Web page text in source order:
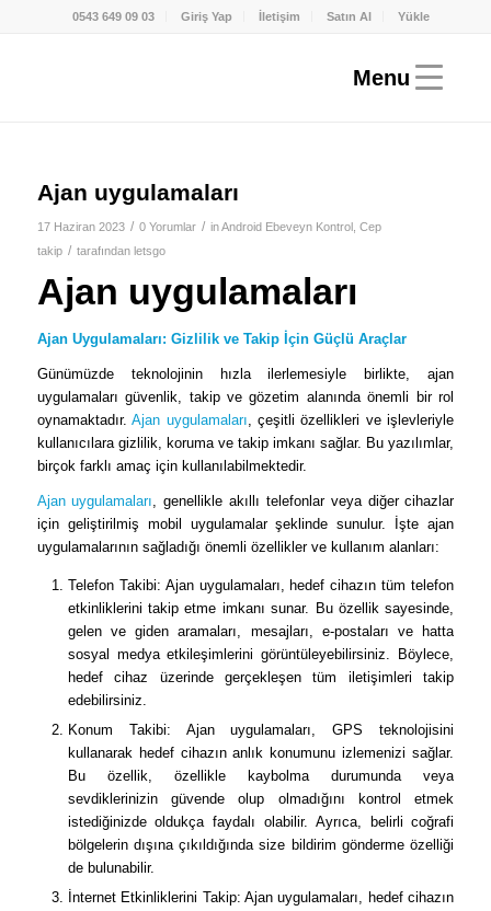
0543 649 09 03 Giriş Yap İletişim Satın Al Yükle
Ajan uygulamaları
17 Haziran 2023 / 0 Yorumlar / inAndroid Ebeveyn Kontrol, Cep
takip / tarafından letsgo
Ajan uygulamaları
Ajan Uygulamaları: Gizlilik ve Takip İçin Güçlü Araçlar
Günümüzde teknolojinin hızla ilerlemesiyle birlikte, ajan
uygulamaları güvenlik, takip ve gözetim alanında önemli bir rol
oynamaktadır.Ajan uygulamaları, çeşitli özellikleri ve işlevleriyle
kullanıcılara gizlilik, koruma ve takip imkanı sağlar. Bu yazılımlar,
birçok farklı amaç için kullanılabilmektedir.
Ajan uygulamaları, genellikle akıllı telefonlar veya diğer cihazlar
için geliştirilmiş mobil uygulamalar şeklinde sunulur. İşte ajan
uygulamalarının sağladığı önemli özellikler ve kullanım alanları:
Telefon Takibi: Ajan uygulamaları, hedef cihazın tüm telefon
etkinliklerini takip etme imkanı sunar. Bu özellik sayesinde,
gelen ve giden aramaları, mesajları, e-postaları ve hatta
sosyal medya etkileşimlerini görüntüleyebilirsiniz. Böylece,
hedef cihaz üzerinde gerçekleşen tüm iletişimleri takip
edebilirsiniz.
Konum Takibi: Ajan uygulamaları, GPS teknolojisini
kullanarak hedef cihazın anlık konumunu izlemenizi sağlar.
Bu özellik, özellikle kaybolma durumunda veya
sevdiklerinizin güvende olup olmadığını kontrol etmek
istediğinizde oldukça faydalı olabilir. Ayrıca, belirli coğrafi
bölgelerin dışına çıkıldığında size bildirim gönderme özelliği
de bulunabilir.
İnternet Etkinliklerini Takip: Ajan uygulamaları, hedef cihazın